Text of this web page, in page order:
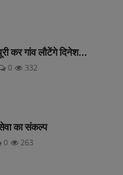
कर गांव लौटेंगे दिनेश...
0 332
का संकल्प
0 263